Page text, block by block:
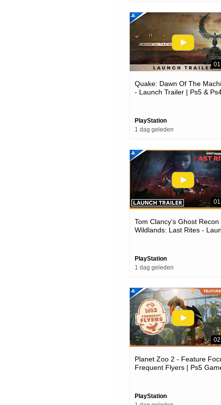
Quake: Dawn Of The
- Launch Trailer | Ps5 &
PlayStation
1 dag geleden
Tom Clancy's Ghost Recon
Wildlands: Last Rites -
PlayStation
1 dag geleden
Planet Zoo 2 - Feature
Frequent Flyers | Ps5
PlayStation